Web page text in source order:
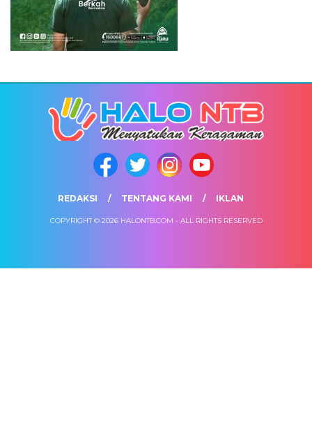
REDAKSI TENTANG KAMI IKLAN
COPYRIGHT © 2026 HALONTB.COM - ALL RIGHTS RESERVED